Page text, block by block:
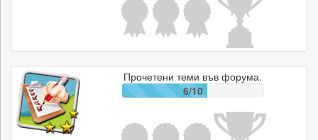
Прочетени теми във форума.
6/10